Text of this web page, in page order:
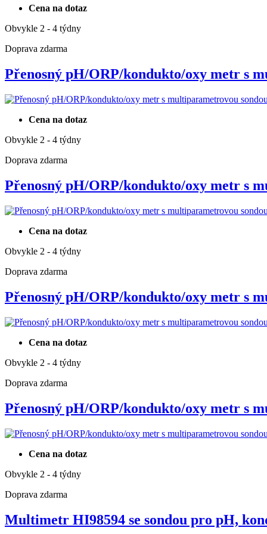
Cena na dotaz
Obvykle 2 - 4 týdny
Doprava zdarma
Přenosný pH/ORP/kondukto/oxy metr s
Cena na dotaz
Obvykle 2 - 4 týdny
Doprava zdarma
Přenosný pH/ORP/kondukto/oxy metr s
Cena na dotaz
Obvykle 2 - 4 týdny
Doprava zdarma
Přenosný pH/ORP/kondukto/oxy metr s
Cena na dotaz
Obvykle 2 - 4 týdny
Doprava zdarma
Přenosný pH/ORP/kondukto/oxy metr s
Cena na dotaz
Obvykle 2 - 4 týdny
Doprava zdarma
Multimetr HI98594 se sondou pro pH,